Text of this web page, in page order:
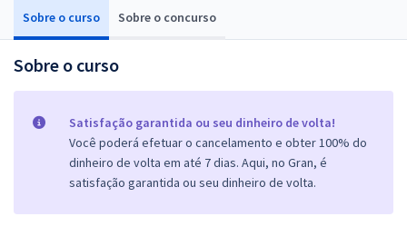
Sobre o curso Sobre o concurso
Sobre o curso
Satisfação garantida ou seu dinheiro de volta!
Você poderá efetuar o cancelamento e obter 100% do
dinheiro de volta em até 7 dias. Aqui, no Gran, é
satisfação garantida ou seu dinheiro de volta.